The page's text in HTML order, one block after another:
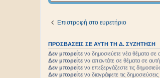
Επιστροφή στο ευρετήριο
ΠΡΟΣΒΆΣΕΙΣ ΣΕ ΑΥΤΉ ΤΗ Δ. ΣΥΖΉΤΗΣΗ
Δεν μπορείτε να δημοσιεύετε νέα θέματα σε
Δεν μπορείτε να απαντάτε σε θέματα σε
Δεν μπορείτε να επεξεργάζεστε τις
Δεν μπορείτε να διαγράφετε τις